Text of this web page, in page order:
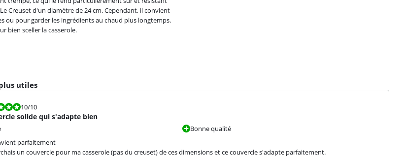
Creuset d'un diamètre de 24 cm. Cependant, il convient
ou pour garder les ingrédients au chaud plus longtemps.
bien sceller la casserole.
utiles
10 sur 10.
10/10
solide qui s'adapte bien
parfaitement
Bonne qualité
un couvercle pour ma casserole (pas du creuset) de ces dimensions et ce couvercle s'adapte parfaitement.